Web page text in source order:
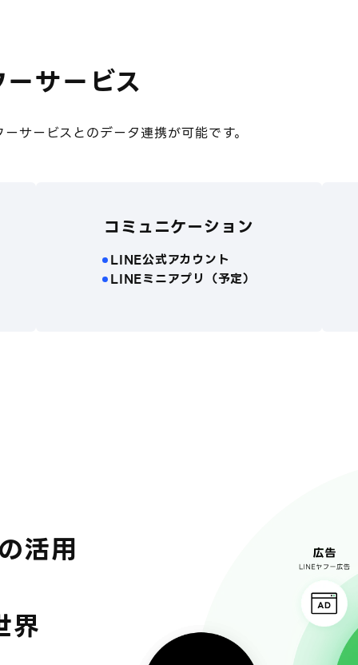
サービス
サービスとのデータ連携が可能です。
コミュニケーション
LINE公式アカウント
LINEミニアプリ（予定）
活用
界